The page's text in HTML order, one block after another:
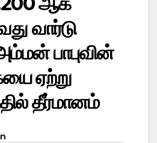
வார்டு
பாபுவின்
ஏற்று
தீர்மானம்